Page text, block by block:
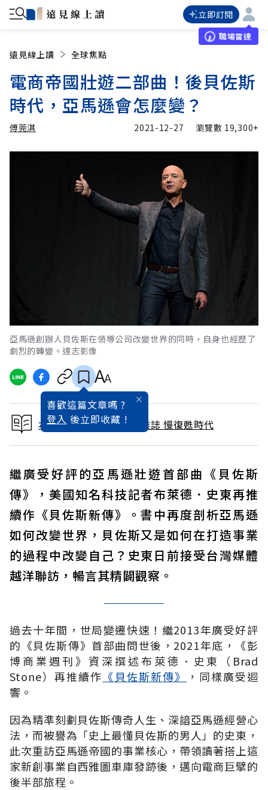
立即訂閱
職場雷達
遠見線上讀 全球焦點
電商帝國壯遊二部曲！後貝佐斯
時代，亞馬遜會怎麼變？
傅莞淇 2021-12-27 瀏覽數 19,300+
亞馬遜創辦人貝佐斯在領導公司改變世界的同時，自身也經歷了
劇烈的轉變。達志影像
喜歡這篇文章嗎 ?
登入 後立即收藏 !
本文出自 2022 / 1月號雜誌 慢復甦時代
繼廣受好評的亞馬遜壯遊首部曲《貝佐斯
傳》，美國知名科技記者布萊德．史東再推
續作《貝佐斯新傳》。書中再度剖析亞馬遜
如何改變世界，貝佐斯又是如何在打造事業
的過程中改變自己？史東日前接受台灣媒體
越洋聯訪，暢言其精闢觀察。
過去十年間，世局變遷快速！繼2013年廣受好評
的《貝佐斯傳》首部曲問世後，2021年底，《彭
博商業週刊》資深撰述布萊德．史東（Brad
Stone）再推續作 《貝佐斯新傳》
，同樣廣受迴
響。
因為精準刻劃貝佐斯傳奇人生、深諳亞馬遜經營心
法，而被譽為「史上最懂貝佐斯的男人」的史東，
此次重訪亞馬遜帝國的事業核心，帶領讀著搭上這
家新創事業自西雅圖車庫發跡後，邁向電商巨擘的
後半部旅程。